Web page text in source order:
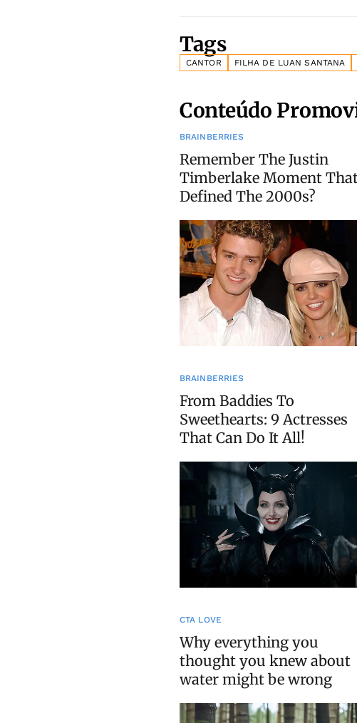
Tags
CANTOR FILHA DE LUAN SANTANA